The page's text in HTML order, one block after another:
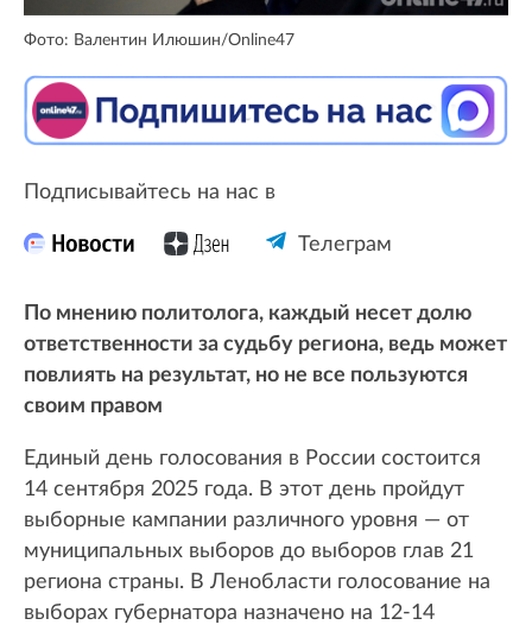
Фото: Валентин Илюшин/Online47
Подписывайтесь на нас в
Телеграм
По мнению политолога, каждый несет долю
ответственности за судьбу региона, ведь может
повлиять на результат, но не все пользуются
своим правом
Единый день голосования в России состоится
14 сентября 2025 года. В этот день пройдут
выборные кампании различного уровня — от
муниципальных выборов до выборов глав 21
региона страны. В Ленобласти голосование на
выборах губернатора назначено на 12-14